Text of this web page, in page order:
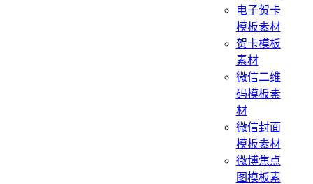
电子贺卡
模板素材
贺卡模板
素材
微信二维
码模板素
材
微信封面
模板素材
微博焦点
图模板素